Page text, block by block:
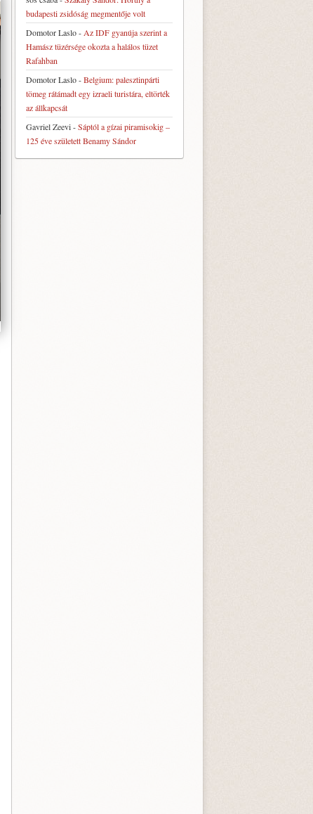
budapesti zsidóság megmentője volt
Domotor Laslo- Az IDF gyanúja szerint a
Hamász tüzérsége okozta a halálos tüzet
Rafahban
Domotor Laslo-Belgium: palesztinpárti
tömeg rátámadt egy izraeli turistára, eltörték
az állkapcsát
Gavriel Zeevi-Sáptól a gízai piramisokig –
125 éve született Benamy Sándor